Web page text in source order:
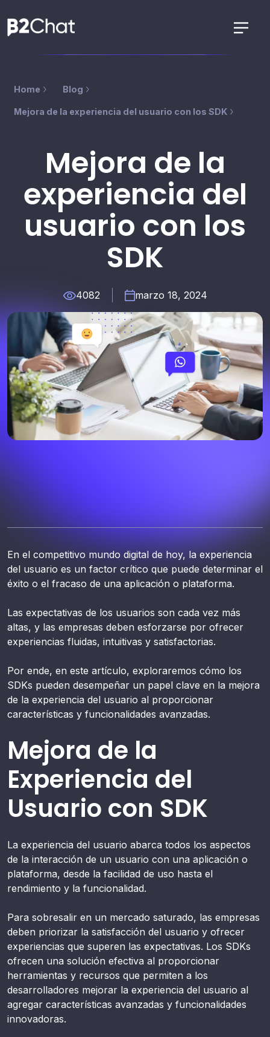
Home Blog
Mejora de la experiencia del usuario con los SDK
Mejora de la
experiencia del
usuario con los
SDK
4082 marzo 18, 2024
En el competitivo mundo digital de hoy, la experiencia
del usuario es un factor crítico que puede determinar el
éxito o el fracaso de una aplicación o plataforma.
Las expectativas de los usuarios son cada vez más
altas, y las empresas deben esforzarse por ofrecer
experiencias fluidas, intuitivas y satisfactorias.
Por ende, en este artículo, exploraremos cómo los
SDKs pueden desempeñar un papel clave en la mejora
de la experiencia del usuario al proporcionar
características y funcionalidades avanzadas.
Mejora de la
Experiencia del
Usuario con SDK
La experiencia del usuario abarca todos los aspectos
de la interacción de un usuario con una aplicación o
plataforma, desde la facilidad de uso hasta el
rendimiento y la funcionalidad.
Para sobresalir en un mercado saturado, las empresas
deben priorizar la satisfacción del usuario y ofrecer
experiencias que superen las expectativas. Los SDKs
ofrecen una solución efectiva al proporcionar
herramientas y recursos que permiten a los
desarrolladores mejorar la experiencia del usuario al
agregar características avanzadas y funcionalidades
innovadoras.